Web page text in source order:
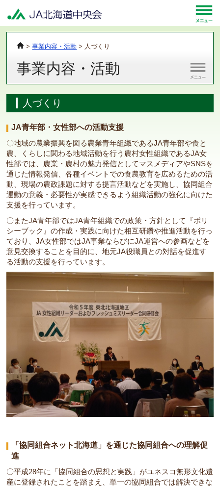
>事業内容・活動 > 人づくり
事業内容・活動
人づくり
JA青年部・女性部への活動支援
〇地域の農業振興を図る農業青年組織であるJA青年部や食と
農、くらしに関わる地域活動を行う農村女性組織であるJA女
性部では、農業・農村の魅力発信としてマスメディアやSNSを
通じた情報発信、各種イベントでの食農教育を広めるための活
動、現場の農政課題に対する提言活動などを実施し、協同組合
運動の意義・必要性が実感できるよう組織活動の強化に向けた
支援を行っています。
〇またJA青年部ではJA青年組織での政策・方針として『ポリ
シーブック』の作成・実践に向けた相互研鑽や推進活動を行っ
ており、JA女性部ではJA事業ならびにJA運営への参画などを
意見交換することを目的に、地元JA役職員との対話を促進す
る活動の支援を行っています。
「協同組合ネット北海道」を通じた協同組合への理解促
進
〇平成28年に「協同組合の思想と実践」がユネスコ無形文化遺
産に登録されたことを踏まえ、単一の協同組合では解決できな